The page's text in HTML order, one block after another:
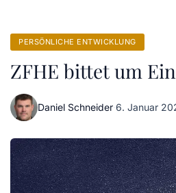
PERSÖNLICHE ENTWICKLUNG
ZFHE bittet um
Daniel Schneider·6. Januar